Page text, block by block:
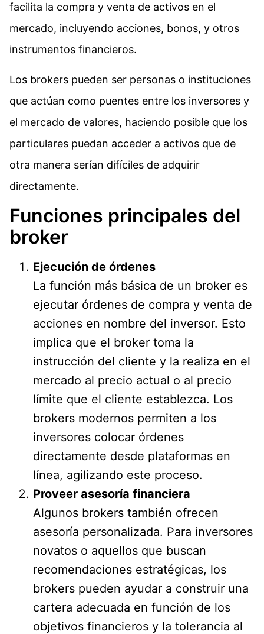
facilita la compra y venta de activos en el
mercado, incluyendo acciones, bonos, y otros
instrumentos financieros.
Los brokers pueden ser personas o instituciones
que actúan como puentes entre los inversores y
el mercado de valores, haciendo posible que los
particulares puedan acceder a activos que de
otra manera serían difíciles de adquirir
directamente.
Funciones principales del
broker
Ejecución de órdenes
La función más básica de un broker es
ejecutar órdenes de compra y venta de
acciones en nombre del inversor. Esto
implica que el broker toma la
instrucción del cliente y la realiza en el
mercado al precio actual o al precio
límite que el cliente establezca. Los
brokers modernos permiten a los
inversores colocar órdenes
directamente desde plataformas en
línea, agilizando este proceso.
Proveer asesoría financiera
Algunos brokers también ofrecen
asesoría personalizada. Para inversores
novatos o aquellos que buscan
recomendaciones estratégicas, los
brokers pueden ayudar a construir una
cartera adecuada en función de los
objetivos financieros y la tolerancia al